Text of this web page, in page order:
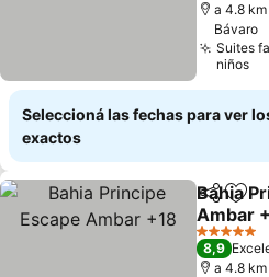
a 4.8
Bávaro
Suites
niños
Seleccioná las fechas para ver
exactos
Bahia
Ambar
5 Estrellas
8,9
a 4.8